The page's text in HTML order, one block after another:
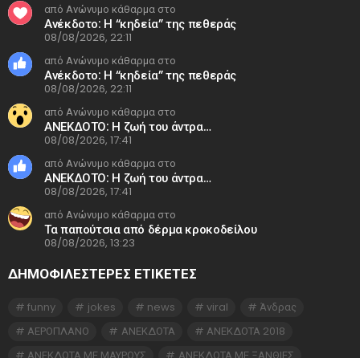
από Ανώνυμο κάθαρμα στο
Ανέκδοτο: Η “κηδεία” της πεθεράς
08/08/2026, 22:11
από Ανώνυμο κάθαρμα στο
Ανέκδοτο: Η “κηδεία” της πεθεράς
08/08/2026, 22:11
από Ανώνυμο κάθαρμα στο
ΑΝΕΚΔΟΤΟ: Η ζωή του άντρα…
08/08/2026, 17:41
από Ανώνυμο κάθαρμα στο
ΑΝΕΚΔΟΤΟ: Η ζωή του άντρα…
08/08/2026, 17:41
από Ανώνυμο κάθαρμα στο
Τα παπούτσια από δέρμα κροκοδείλου
08/08/2026, 13:23
ΔΗΜΟΦΙΛΕΣΤΕΡΕΣ ΕΤΙΚΈΤΕΣ
funny jokes news viral
Άνδρας
ΑΕΡΟΠΛΑΝΟ
ΑΝΕΚΔΟΤΑ
ΑΝΕΚΔΟΤΑ 2018